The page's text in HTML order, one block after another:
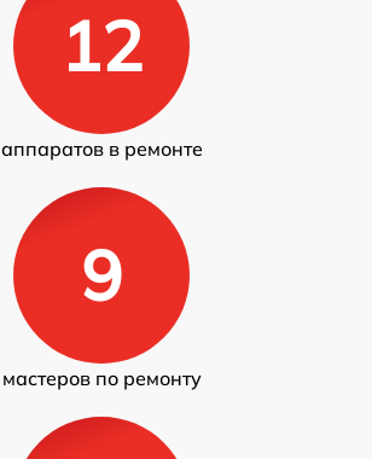
12
аппаратов в ремонте
9
мастеров по ремонту